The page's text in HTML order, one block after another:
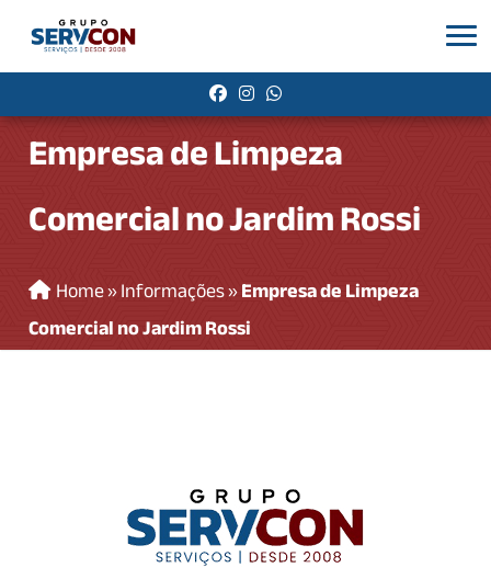
Empresa de Limpeza
Comercial no Jardim Rossi
Home»Informações»Empresa de Limpeza
Comercial no Jardim Rossi